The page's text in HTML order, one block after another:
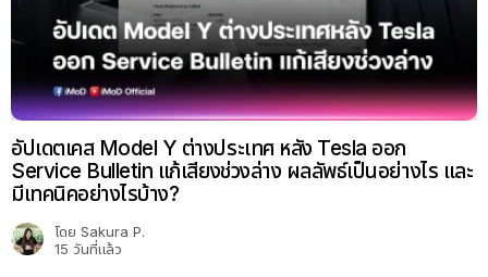
อัปเดตเคส Model Y ต่างประเทศ หลัง Tesla ออก
Service Bulletin แก้เสียงช่วงล่าง ผลลัพธ์เป็นอย่างไร และ
มีเทคนิคอย่างไรบ้าง?
โดย Sakura P.
15 วันที่แล้ว